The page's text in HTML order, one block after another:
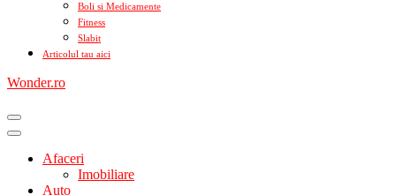
Boli si Medicamente
Fitness
Slabit
Articolul tau aici
Wonder.ro
Afaceri
Imobiliare
Auto